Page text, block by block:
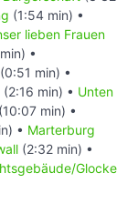
(1:54 min) •
lieben Frauen
•
(0:51 min) •
(2:16 min) • Unten
(10:07 min) •
• Marterburg
(2:32 min) •
Glocke